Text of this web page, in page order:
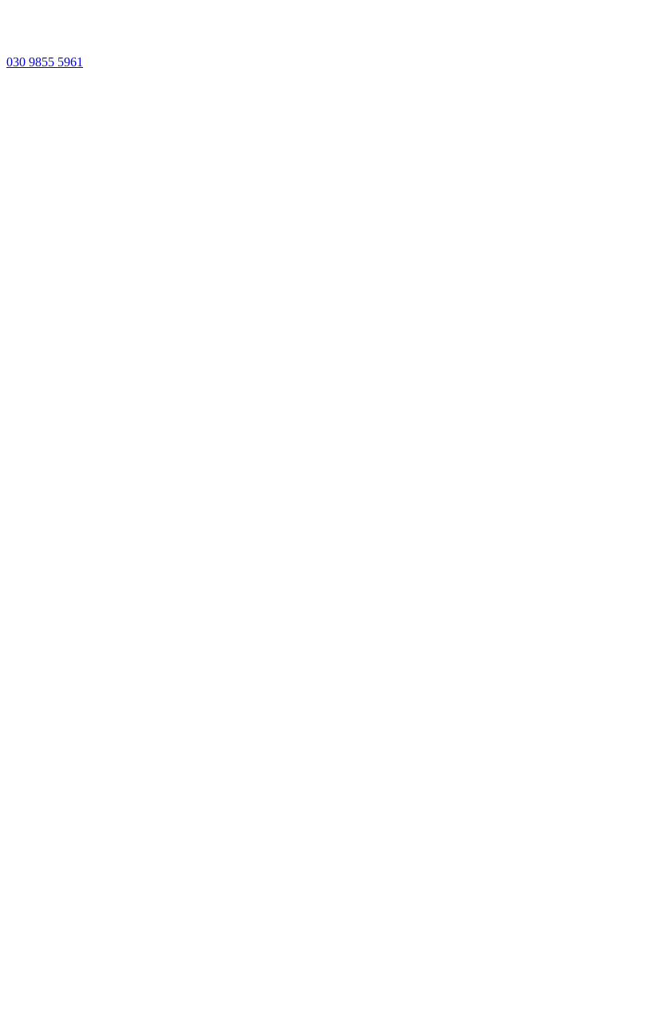
030 9855 5961